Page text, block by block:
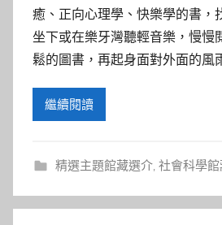
癒、正向心理學、快樂學的書，
坐下或在樂牙灣聽輕音樂，慢慢
鬆的圖書，再起身面對外面的風
繼續閱讀
精選主題館藏選介, 社會科學